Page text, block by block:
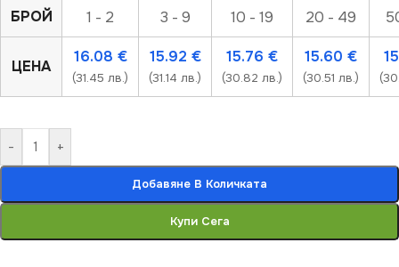
БРОЙ 1 - 2 3 - 9 10 - 19 20 - 49
ЦЕНА
16.08 €
(31.45 лв.)
15.92 €
(31.14 лв.)
15.76 €
(30.82 лв.)
15.60 €
(30.51 лв.)
- +
Добавяне В Количката
Купи Сега